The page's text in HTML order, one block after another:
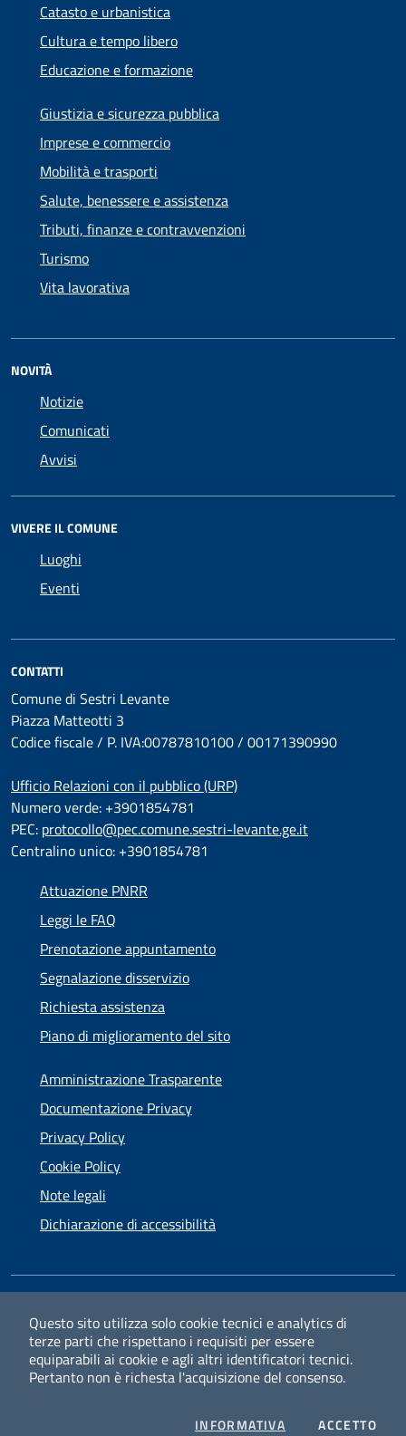
Questo sito utilizza solo cookie tecnici e analytics di
terze parti che rispettano i requisiti per essere
equiparabili ai cookie e agli altri identificatori tecnici.
Pertanto non è richesta l'acquisizione del consenso.
INFORMATIVA PRIVACYACCETTOI
Catasto e urbanistica
Cultura e tempo libero
Educazione e formazione
Giustizia e sicurezza pubblica
Imprese e commercio
Mobilità e trasporti
Salute, benessere e assistenza
Tributi, finanze e contravvenzioni
Turismo
Vita lavorativa
NOVITÀ
Notizie
Comunicati
Avvisi
VIVERE IL COMUNE
Luoghi
Eventi
CONTATTI
Comune di Sestri Levante
Piazza Matteotti 3
Codice fiscale / P. IVA:00787810100 / 00171390990
Ufficio Relazioni con il pubblico (URP)
Numero verde: +3901854781
PEC: protocollo@pec.comune.sestri-levante.ge.it
Centralino unico: +3901854781
Attuazione PNRR
Leggi le FAQ
Prenotazione appuntamento
Segnalazione disservizio
Richiesta assistenza
Piano di miglioramento del sito
Amministrazione Trasparente
Documentazione Privacy
Privacy Policy
Cookie Policy
Note legali
Dichiarazione di accessibilità
FacebookInstagram